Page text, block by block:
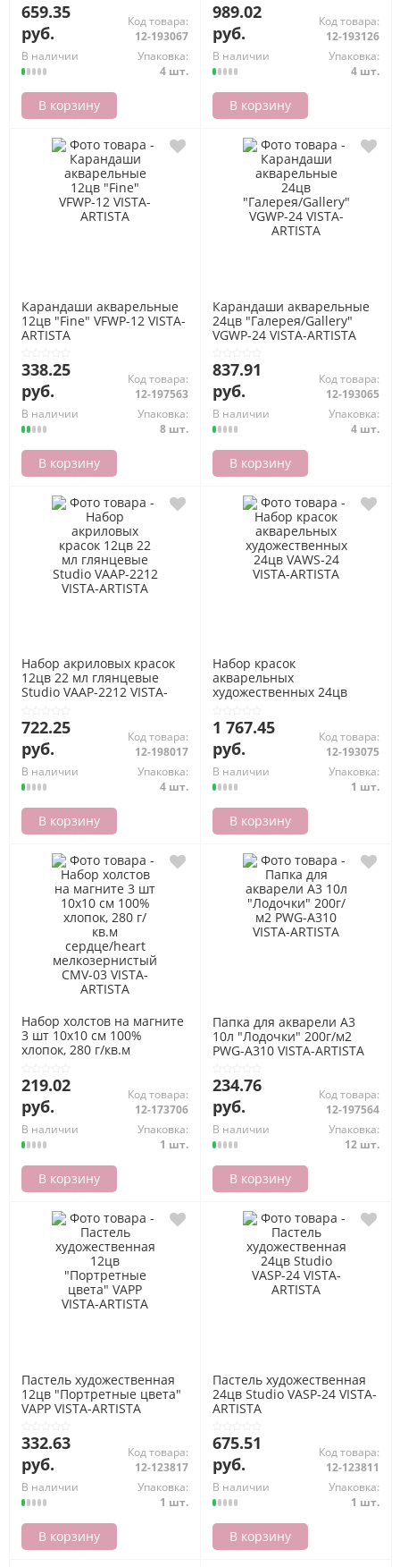
659.35
руб.
Код товара:
12-193067
В наличии
Упаковка:
4 шт.
В корзину
989.02
руб.
Код товара:
12-193126
В наличии
Упаковка:
4 шт.
В корзину
Карандаши акварельные
12цв "Fine" VFWP-12 VISTA-
ARTISTA
338.25
руб.
Код товара:
12-197563
В наличии
Упаковка:
8 шт.
В корзину
Карандаши акварельные
24цв "Галерея/Gallery"
VGWP-24 VISTA-ARTISTA
837.91
руб.
Код товара:
12-193065
В наличии
Упаковка:
4 шт.
В корзину
Набор акриловых красок
12цв 22 мл глянцевые
Studio VAAP-2212 VISTA-
722.25
руб.
Код товара:
12-198017
В наличии
Упаковка:
4 шт.
В корзину
Набор красок
акварельных
художественных 24цв
1 767.45
руб.
Код товара:
12-193075
В наличии
Упаковка:
1 шт.
В корзину
Набор холстов на магните
3 шт 10х10 см 100%
хлопок, 280 г/кв.м
мелкозернистый CMV-03
VISTA-ARTISTA
219.02
руб.
Код товара:
12-173706
В наличии
Упаковка:
1 шт.
В корзину
Папка для акварели А3
10л "Лодочки" 200г/м2
PWG-A310 VISTA-ARTISTA
234.76
руб.
Код товара:
12-197564
В наличии
Упаковка:
12 шт.
В корзину
Пастель художественная
12цв "Портретные цвета"
VAPP VISTA-ARTISTA
332.63
руб.
Код товара:
12-123817
В наличии
Упаковка:
1 шт.
В корзину
Пастель художественная
24цв Studio VASP-24 VISTA-
ARTISTA
675.51
руб.
Код товара:
12-123811
В наличии
Упаковка:
1 шт.
В корзину